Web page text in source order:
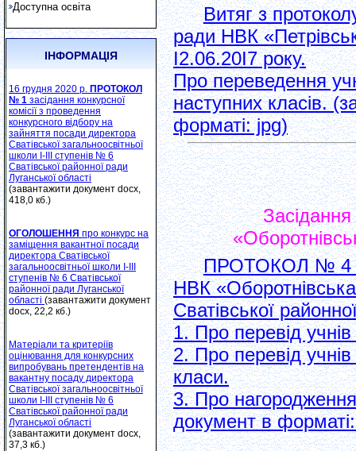
Доступна освіта
ІНФОРМАЦІЯ
16 грудня 2020 р. ПРОТОКОЛ
№ 1 засідання конкурсної
комісії з проведення
конкурсного відбору на
зайняття посади директора
Сватівської загальноосвітньої
школи І-ІІІ ступенів № 6
Сватівської районної ради
Луганської області
(завантажити документ docx,
418,0 кб.)
ОГОЛОШЕННЯ про конкурс на
заміщення вакантної посади
директора Сватівської
загальноосвітньої школи І-ІІІ
ступенів № 6 Сватівської
районної ради Луганської
області (завантажити документ
docx, 22,2 кб.)
Матеріали та критеріїв
оцінювання для конкурсних
випробувань претендентів на
вакантну посаду директора
Сватівської загальноосвітньої
школи І-ІІІ ступенів № 6
Сватівської районної ради
Луганської області
(завантажити документ docx,
37,3 кб.)
Витяг з
ради НВК
І2.06.20І7 року.
Про переведення
наступних класів.
форматі: jpg)
ПРОТОКОЛ № 4
НВК
Сватівської
1. Про перевід
2. Про перевід
класи.
3. Про
документ в